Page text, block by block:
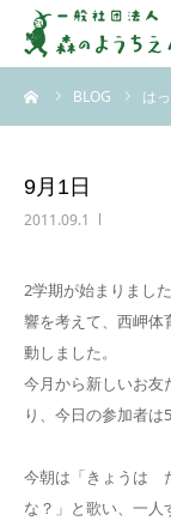
BLOG は
9月1日
2011.09.1
2学期が始まりまし
響を考えて、西岬体
動しました。
今月から新しいお友
り、今日の参加者は5
今朝は「きょうは
な？」と歌い、一人
はっぴーに
アクセス